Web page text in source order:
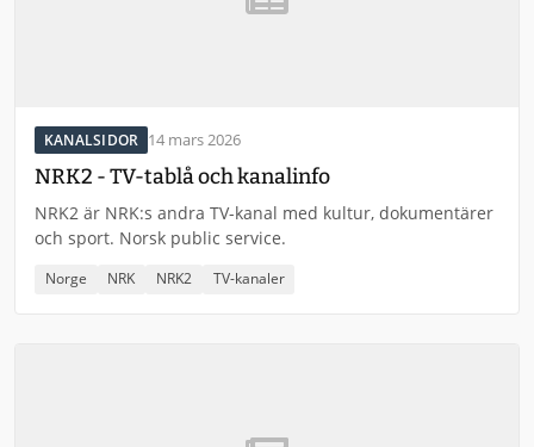
KANALSIDOR 14 mars 2026
NRK2 - TV-tablå och kanalinfo
NRK2 är NRK:s andra TV-kanal med kultur, dokumentärer
och sport. Norsk public service.
Norge NRK NRK2 TV-kanaler